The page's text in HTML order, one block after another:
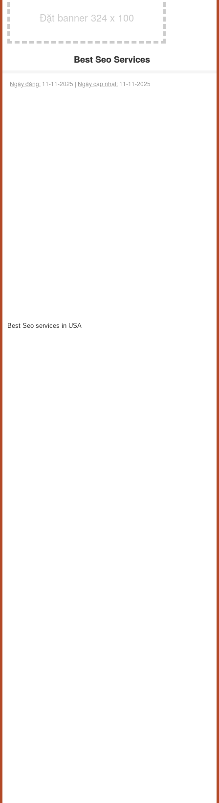
Đặt banner 324 x 100
Best Seo Services
Ngày đăng: 11-11-2025 | Ngày cập nhật: 11-11-2025
Best Seo services in USA